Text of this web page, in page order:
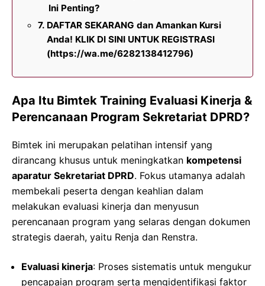
Ini Penting?
DAFTAR SEKARANG dan Amankan Kursi
Anda! KLIK DI SINI UNTUK REGISTRASI
(https://wa.me/6282138412796)
Apa Itu Bimtek Training Evaluasi Kinerja &
Perencanaan Program Sekretariat DPRD?
Bimtek ini merupakan pelatihan intensif yang
dirancang khusus untuk meningkatkan kompetensi
aparatur Sekretariat DPRD. Fokus utamanya adalah
membekali peserta dengan keahlian dalam
melakukan evaluasi kinerja dan menyusun
perencanaan program yang selaras dengan dokumen
strategis daerah, yaitu Renja dan Renstra.
Evaluasi kinerja: Proses sistematis untuk mengukur
pencapaian program serta mengidentifikasi faktor